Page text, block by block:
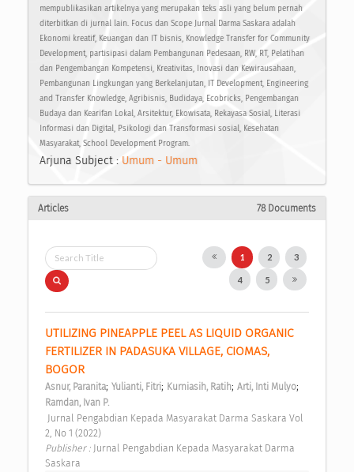
mempublikasikan artikelnya yang merupakan teks asli yang belum pernah
diterbitkan di jurnal lain. Focus dan Scope Jurnal Darma Saskara adalah
Ekonomi kreatif, Keuangan dan IT bisnis, Knowledge Transfer for Community
Development, partisipasi dalam Pembangunan Pedesaan, RW, RT, Pelatihan
dan Pengembangan Kompetensi, Kreativitas, Inovasi dan Kewirausahaan,
Pembangunan Lingkungan yang Berkelanjutan, IT Development, Engineering
and Transfer Knowledge, Agribisnis, Budidaya, Ecobricks, Pengembangan
Budaya dan Kearifan Lokal, Arsitektur, Ekowisata, Rekayasa Sosial, Literasi
Informasi dan Digital, Psikologi dan Transformasi sosial, Kesehatan
Masyarakat, School Development Program.
Arjuna Subject : Umum - Umum
Articles 78 Documents
1 2 3
4 5
UTILIZING PINEAPPLE PEEL AS LIQUID ORGANIC
FERTILIZER IN PADASUKA VILLAGE, CIOMAS,
BOGOR
Asnur, Paranita; Yulianti, Fitri; Kurniasih, Ratih; Arti, Inti Mulyo;
Ramdan, Ivan P.
2, No 1 (2022)
Publisher : Jurnal Pengabdian Kepada Masyarakat Darma
Saskara